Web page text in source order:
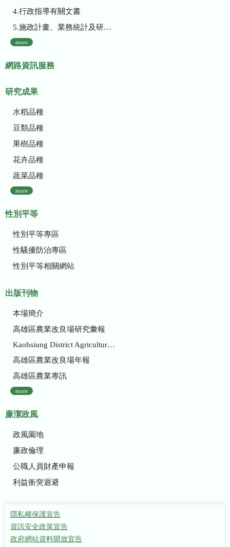
4.行政指導有關文書
5.施政計畫、業務統計及研究報告
more
網路資訊服務
研究成果
水稻品種
豆類品種
果樹品種
花卉品種
蔬菜品種
more
性別平等
性別平等專區
性騷擾防治專區
性別平等相關網站
出版刊物
本場簡介
高雄區農業改良場研究彙報
Kaohsiung District Agricultural Research and Extension Station
高雄區農業改良場年報
高雄區農業專訊
more
廉潔政風
政風園地
廉政倫理
公職人員財產申報
利益衝突迴避
隱私權保護宣告
資訊安全政策宣告
政府網站資料開放宣告